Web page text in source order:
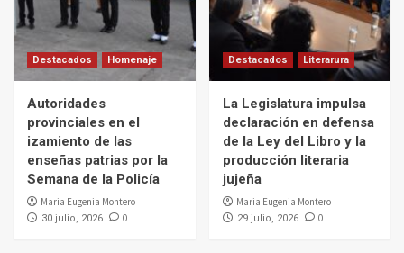
Destacados Homenaje
Autoridades
provinciales en el
izamiento de las
enseñas patrias por la
Semana de la Policía
Maria Eugenia Montero
30 julio, 2026 0
Destacados Literarura
La Legislatura impulsa
declaración en defensa
de la Ley del Libro y la
producción literaria
jujeña
Maria Eugenia Montero
29 julio, 2026 0